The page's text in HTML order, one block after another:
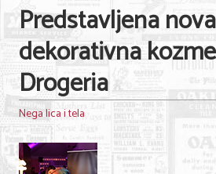
Predstavljena nova
dekorativna
Drogeria
Nega lica i tela